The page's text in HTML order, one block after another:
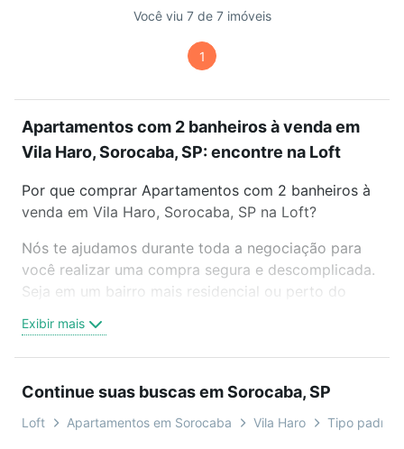
Você viu 7 de 7 imóveis
1
Apartamentos com 2 banheiros à venda em
Vila Haro, Sorocaba, SP: encontre na Loft
Por que comprar Apartamentos com 2 banheiros à
venda em Vila Haro, Sorocaba, SP na Loft?
Nós te ajudamos durante toda a negociação para
você realizar uma compra segura e descomplicada.
Seja em um bairro mais residencial ou perto do
oferta ideal de Apartamentos com 2 banheiros à
venda em Vila Haro, Sorocaba, SP para conquistar
videochamada, é grátis, sem compromisso e você
ainda conta com mais de 46 mil corretores e
Exibir mais
Continue suas buscas em Sorocaba, SP
Loft Apartamentos em Sorocaba Vila Haro Tipo